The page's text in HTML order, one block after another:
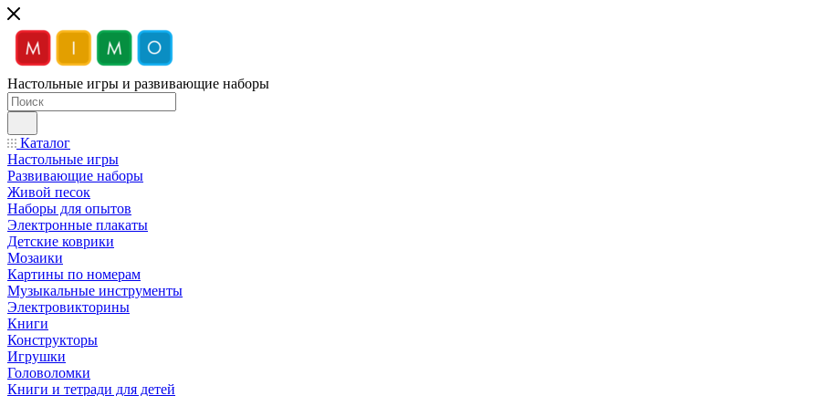
Настольные игры и развивающие наборы
Каталог
Настольные игры
Развивающие наборы
Живой песок
Наборы для опытов
Электронные плакаты
Детские коврики
Мозаики
Картины по номерам
Музыкальные инструменты
Электровикторины
Книги
Конструкторы
Игрушки
Головоломки
Книги и тетради для детей